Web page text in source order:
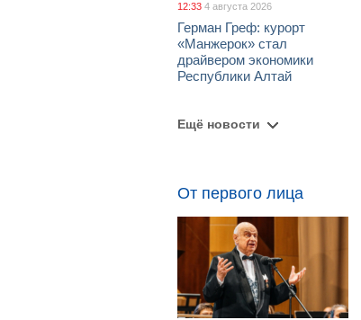
12:33 4 августа 2026
Герман Греф: курорт
«Манжерок» стал
драйвером экономики
Республики Алтай
Ещё новости
От первого лица